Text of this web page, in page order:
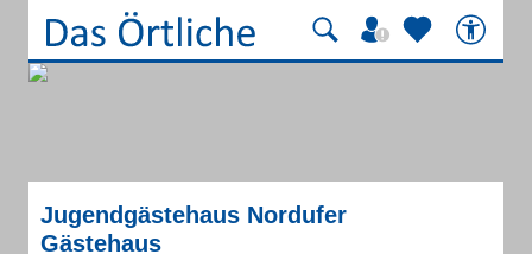
Jugendgästehaus Nordufer
Gästehaus